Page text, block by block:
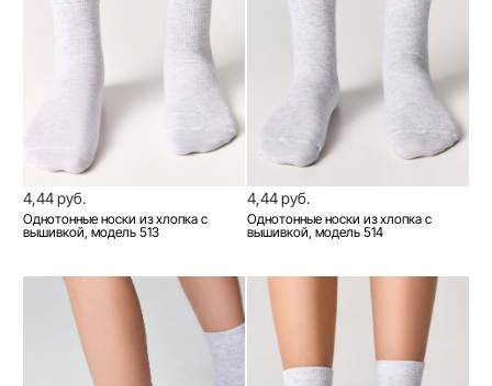
4,44 руб.
Однотонные носки из хлопка с
вышивкой, модель 513
4,44 руб.
Однотонные носки из хлопка с
вышивкой, модель 514